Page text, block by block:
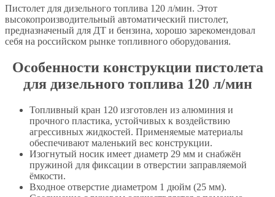
Пистолет для дизельного топлива 120 л/мин. Этот
высокопроизводительный автоматический пистолет,
предназначеный для ДТ и бензина, хорошо зарекомендовал
себя на российском рынке топливного оборудования.
Особенности конструкции пистолета
для дизельного топлива 120 л/мин
Топливный кран 120 изготовлен из алюминия и
прочного пластика, устойчивых к воздействию
агрессивных жидкостей. Применяемые материалы
обеспечивают маленький вес конструкции.
Изогнутый носик имеет диаметр 29 мм и снабжён
пружиной для фиксации в отверстии заправляемой
ёмкости.
Входное отверстие диаметром 1 дюйм (25 мм).